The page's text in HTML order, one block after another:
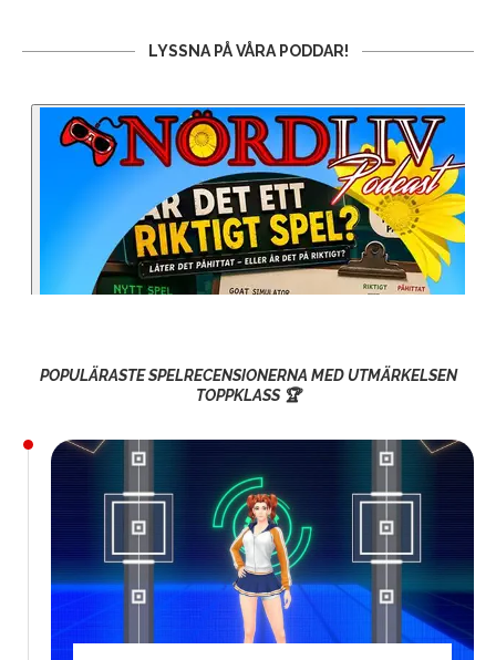
LYSSNA PÅ VÅRA PODDAR!
POPULÄRASTE SPELRECENSIONERNA MED UTMÄRKELSEN
TOPPKLASS 🏆